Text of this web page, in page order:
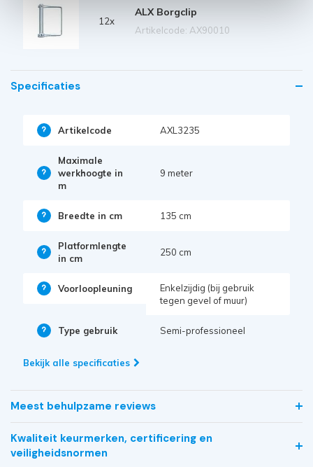
12x
ALX Borgclip
Artikelcode: AX90010
Specificaties
Artikelcode AXL3235
Maximale
werkhoogte in
m
9 meter
Breedte in cm 135 cm
Platformlengte
in cm
250 cm
Voorloopleuning
Enkelzijdig (bij gebruik
tegen gevel of muur)
Type gebruik Semi-professioneel
Bekijk alle specificaties
Meest behulpzame reviews
Kwaliteit keurmerken, certificering en
veiligheidsnormen